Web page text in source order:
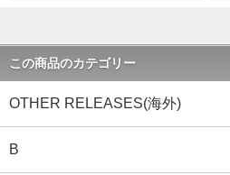
この商品のカテゴリー
OTHER RELEASES(海外)
B